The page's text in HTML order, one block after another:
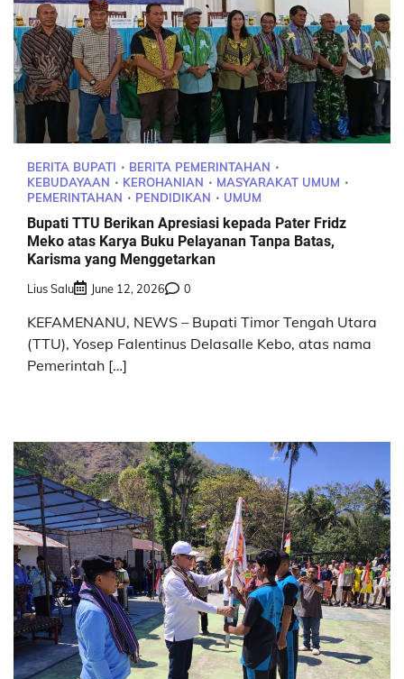
BERITA BUPATI
BERITA PEMERINTAHAN
KEBUDAYAAN
KEROHANIAN
MASYARAKAT UMUM
PEMERINTAHAN
PENDIDIKAN UMUM
Bupati TTU Berikan Apresiasi kepada Pater Fridz
Meko atas Karya Buku Pelayanan Tanpa Batas,
Karisma yang Menggetarkan
Lius Salu June 12, 2026 0
KEFAMENANU, NEWS – Bupati Timor Tengah Utara
(TTU), Yosep Falentinus Delasalle Kebo, atas nama
Pemerintah […]